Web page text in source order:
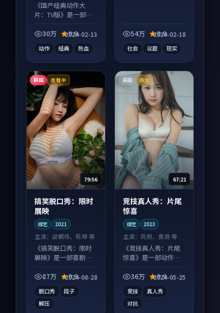
《国产经典动作大
片：TV版》是一部动
叙事并行，细节值得
30万 9.9
2024-02-13
动作 经典 热血
54万 9.9
2024-02-18
社会 议题 现实
韩国 连载中
79:56
搞笑脱口秀：限时
展映
综艺 2021
主演： 梁朝伟、陈坤 等
《搞笑脱口秀：限时
展映》是一部喜剧向
端观看，细节更丰
87万 9.9
2024-08-28
脱口秀
段子
解压
英国 高分
67:21
竞技真人秀：片尾
惊喜
综艺 2023
主演：巩俐、黄渤 等
《竞技真人秀：片尾
惊喜》是一部动作向
长为内核，情感戏份
36万 9.9
2024-05-25
竞技
真人秀
对抗